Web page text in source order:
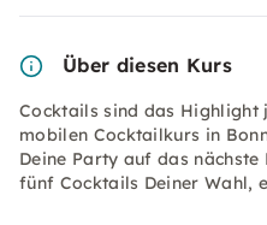
Über diesen Kurs
Cocktails sind das Highlight
mobilen Cocktailkurs in
Deine Party auf das
fünf Cocktails Deiner Wahl,